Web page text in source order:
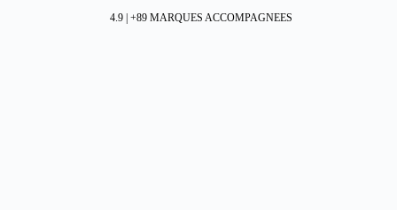
4.9 | +89 MARQUES ACCOMPAGNEES